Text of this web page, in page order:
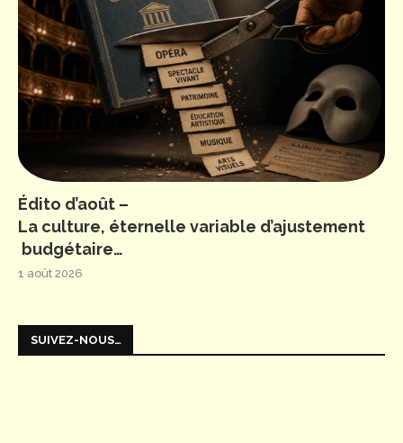
Édito d’août –
La culture, éternelle variable d’ajustement
budgétaire…
1 août 2026
SUIVEZ-NOUS…